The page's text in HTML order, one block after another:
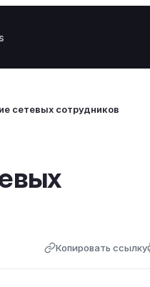
сетевых сотрудников
Копировать ссылку